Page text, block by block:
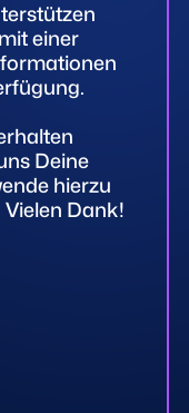
einer
Deine
hierzu
Dank!